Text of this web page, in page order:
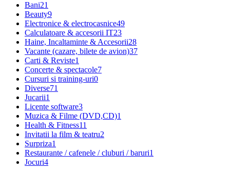
Bani21
Beauty9
Electronice & electrocasnice49
Calculatoare & accesorii IT23
Haine, Incaltaminte & Accesorii28
Vacante (cazare, bilete de avion)37
Carti & Reviste1
Concerte & spectacole7
Cursuri si training-uri0
Diverse71
Jucarii1
Licente software3
Muzica & Filme (DVD,CD)1
Health & Fitness11
Invitatii la film & teatru2
Surpriza1
Restaurante / cafenele / cluburi / baruri1
Jocuri4